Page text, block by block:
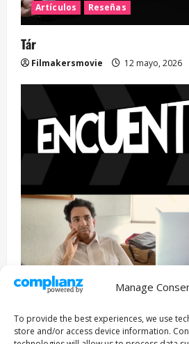
Manage
To provide the best experiences, we use
store and/or access device information.
Artículos Reseñas
Tár
Filmakersmovie 12 mayo, 2026
Entrevista Series
ENCUENTROS CON IVÁN URIEL